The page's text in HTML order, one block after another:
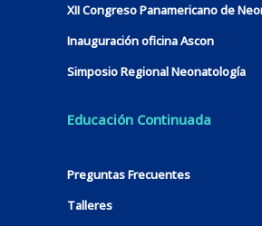
XII Congreso Panamericano de
Inauguración oficina Ascon
Simposio Regional Neonatología
Educación Continuada
Preguntas Frecuentes
Talleres